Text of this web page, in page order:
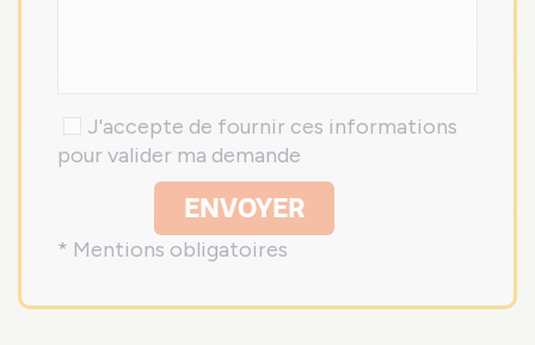
J'accepte de fournir ces informations
pour valider ma demande
ENVOYER
* Mentions obligatoires